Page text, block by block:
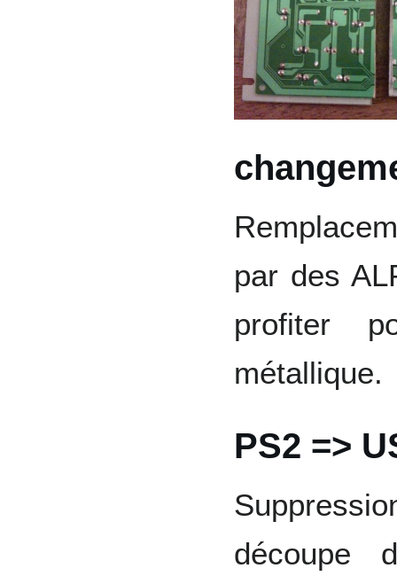
par des
profiter
métallique.
PS2 =>
découpe